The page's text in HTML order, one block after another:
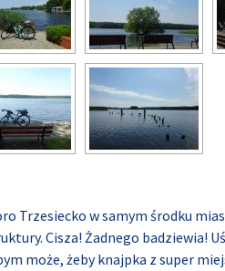
Trzesiecko w samym środku
Cisza! Żadnego badziewia!
może, żeby knajpka z super